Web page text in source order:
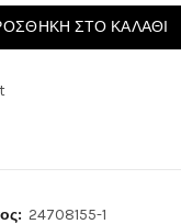
55.00€.
ΣΤΟ ΚΑΛΆΘΙ
24708155-1